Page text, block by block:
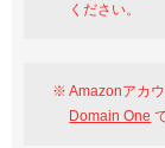
ください。
Amazonアカ
Domain One